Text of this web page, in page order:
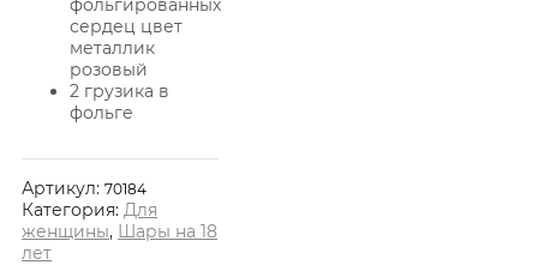
фольгированных
сердец цвет
металлик
розовый
2 грузика в
фольге
Артикул: 70184
Категория: Для
женщины, Шары на 18
лет